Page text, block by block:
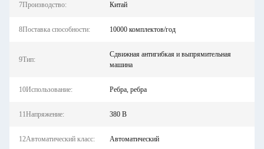
7Производство: Китай
8Поставка способности: 10000 комплектов/год
9Тип:
Сдвижная антигибкая и выпрямительная
машина
10Использование: Ребра, ребра
11Напряжение: 380 В
12Автоматический класс: Автоматический